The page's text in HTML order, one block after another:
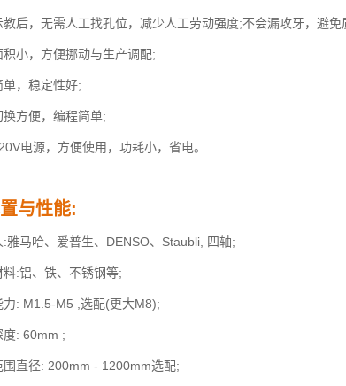
教后，无需人工找孔位，减少人工劳动强度;不会漏攻牙，避免
小，方便挪动与生产调配;
，稳定性好;
换方便，编程简单;
电源，方便使用，功耗小，省电。
与性能:
:雅马哈、爱普生、DENSO、Staubli, 四轴;
料:铝、铁、不锈钢等;
力: M1.5-M5 ,选配(更大M8);
度: 60mm ;
围直径: 200mm - 1200mm选配;